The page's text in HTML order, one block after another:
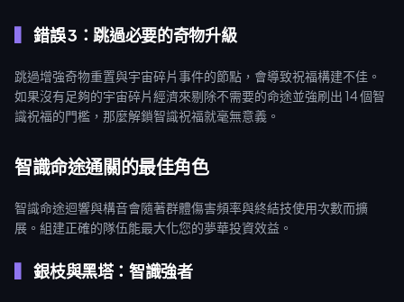
錯誤 3：跳過必要的奇物升級
跳過增強奇物重置與宇宙碎片事件的節點，會導致祝福構建不佳。
如果沒有足夠的宇宙碎片經濟來剔除不需要的命途並強刷出 14 個智
識祝福的門檻，那麼解鎖智識祝福就毫無意義。
智識命途通關的最佳角色
智識命途迴響與構音會隨著群體傷害頻率與終結技使用次數而擴
展。組建正確的隊伍能最大化您的夢華投資效益。
銀枝與黑塔：智識強者